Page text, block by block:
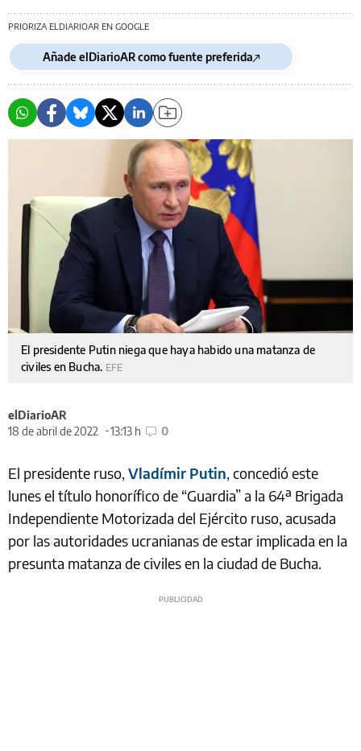
PRIORIZA ELDIARIOAR EN GOOGLE
Añade elDiarioAR como fuente preferida
El presidente Putin niega que haya habido una matanza de
civiles en Bucha. EFE
elDiarioAR
18 de abril de 2022
13:13 h 0
El presidente ruso, Vladímir Putin, concedió este
lunes el título honorífico de “Guardia” a la 64ª Brigada
Independiente Motorizada del Ejército ruso, acusada
por las autoridades ucranianas de estar implicada en la
presunta matanza de civiles en la ciudad de Bucha.